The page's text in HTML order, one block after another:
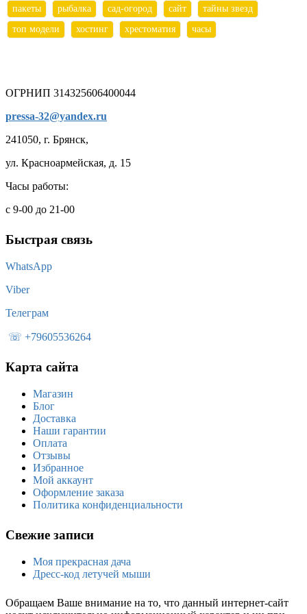
пакеты
рыбалка сад-огород сайт
тайны звезд
топ модели
хостинг хрестоматия часы
ОГРНИП 314325606400044
pressa-32@yandex.ru
241050, г. Брянск,
ул. Красноармейская, д. 15
Часы работы:
с 9-00 до 21-00
Быстрая связь
WhatsApp
Viber
Телеграм
☏ +79605536264
Карта сайта
Магазин
Блог
Доставка
Наши гарантии
Оплата
Отзывы
Избранное
Мой аккаунт
Оформление заказа
Политика конфиденциальности
Свежие записи
Моя прекрасная дача
Дресс-код летучей мыши
Обращаем Ваше внимание на то, что данный интернет-сайт